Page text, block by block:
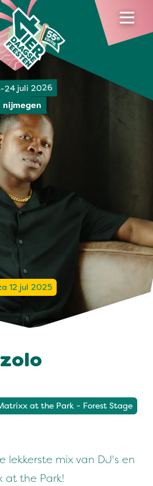
24 juli 2026
nijmegen
12 jul 2025
at the Park - Forest Stage
lekkerste mix van DJ's en
at the Park!